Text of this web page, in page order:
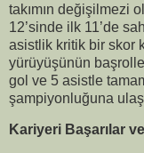
takımın değişilmezi
12’sinde ilk 11’de
asistlik kritik bir skor
yürüyüşünün
gol ve 5 asistle
şampiyonluğuna
Kariyeri Başarılar